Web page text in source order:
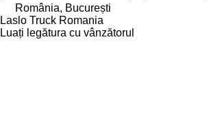
România, București
Laslo Truck Romania
Luați legătura cu vânzătorul